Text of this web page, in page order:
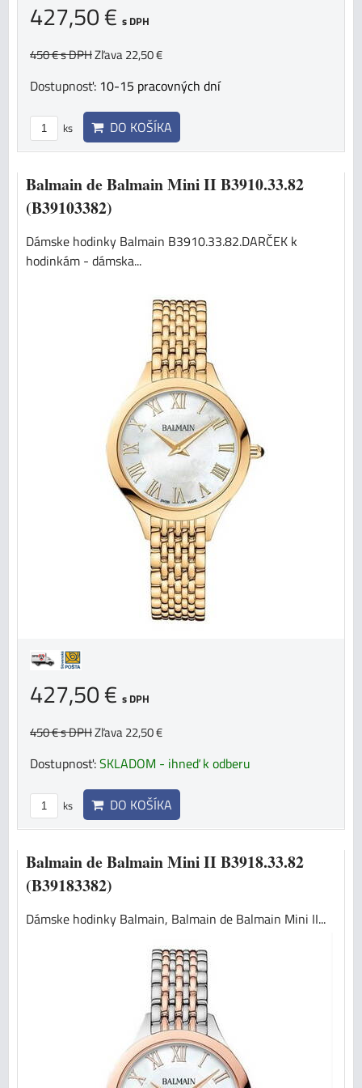
427,50 € s DPH
450 €s DPHZľava 22,50 €
Dostupnosť: 10-15 pracovných dní
ks DO KOŠÍKA
Balmain de Balmain Mini II B3910.33.82
(B39103382)
Dámske hodinky Balmain B3910.33.82.DARČEK k
hodinkám - dámska...
427,50 € s DPH
450 €s DPHZľava 22,50 €
Dostupnosť:SKLADOM - ihneď k odberu
ks DO KOŠÍKA
Balmain de Balmain Mini II B3918.33.82
(B39183382)
Dámske hodinky Balmain, Balmain de Balmain Mini II...